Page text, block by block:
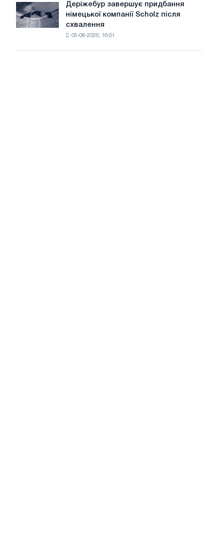
для
Бєлгорода
Деріжебур
завершує
придбання
Деріжебур завершує придбання
німецької компанії Scholz після
схвалення
05-08-2026, 16:01